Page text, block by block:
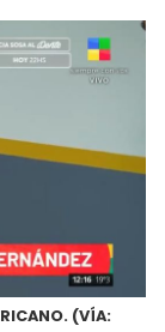
(VÍA: